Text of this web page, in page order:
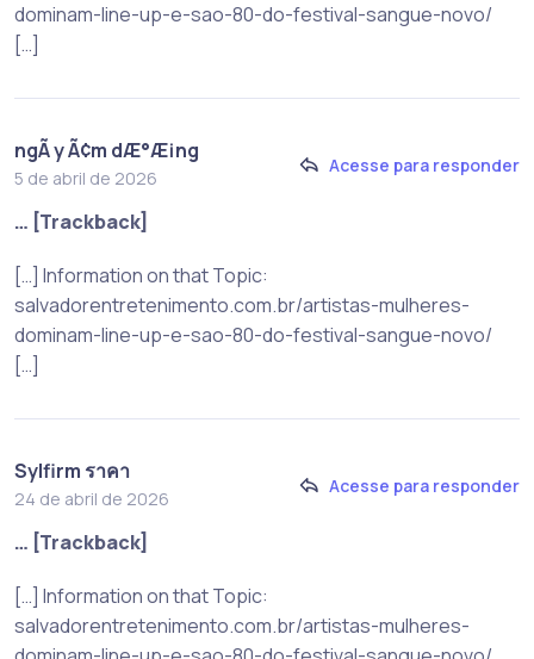
dominam-line-up-e-sao-80-do-festival-sangue-novo/
[…]
ngÃ y Ã¢m dÆ°Æ¡ng
5 de abril de 2026
Acesse para responder
… [Trackback]
[…] Information on that Topic:
salvadorentretenimento.com.br/artistas-mulheres-
dominam-line-up-e-sao-80-do-festival-sangue-novo/
[…]
Sylfirm ราคา
24 de abril de 2026
Acesse para responder
… [Trackback]
[…] Information on that Topic:
salvadorentretenimento.com.br/artistas-mulheres-